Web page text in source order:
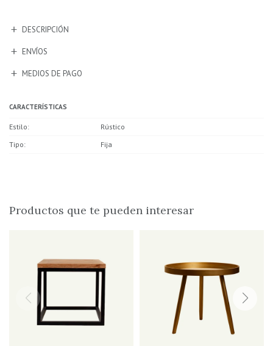
DESCRIPCIÓN
ENVÍOS
MEDIOS DE PAGO
CARACTERÍSTICAS
Estilo
Rústico
Tipo
Fija
Productos que te pueden interesar